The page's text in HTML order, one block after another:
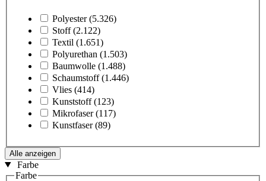
Polyester (5.326)
Stoff (2.122)
Textil (1.651)
Polyurethan (1.503)
Baumwolle (1.488)
Schaumstoff (1.446)
Vlies (414)
Kunststoff (123)
Mikrofaser (117)
Kunstfaser (89)
Alle anzeigen
Farbe
Farbe